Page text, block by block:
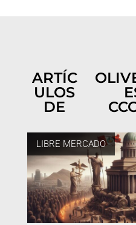
ARTÍC
ULOS
DE
LIBRE MERCADO